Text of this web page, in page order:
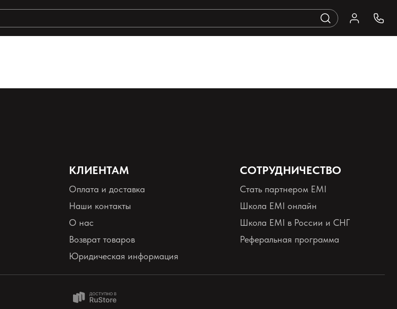
КЛИЕНТАМ
Оплата и доставка
Наши контакты
О нас
Возврат товаров
Юридическая информация
СОТРУДНИЧЕСТВО
Стать партнером EMI
Школа EMI онлайн
Школа EMI в России и СНГ
Реферальная программа